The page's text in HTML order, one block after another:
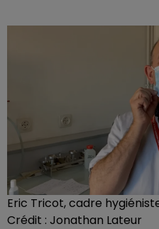
Eric Tricot, cadre
Crédit : Jonathan Lateur